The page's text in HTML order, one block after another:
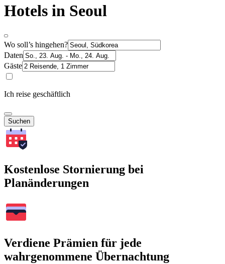
Hotels in Seoul
Wo soll’s hingehen?
Daten
Gäste
Ich reise geschäftlich
Suchen
Kostenlose Stornierung bei
Planänderungen
Verdiene Prämien für jede
wahrgenommene Übernachtung